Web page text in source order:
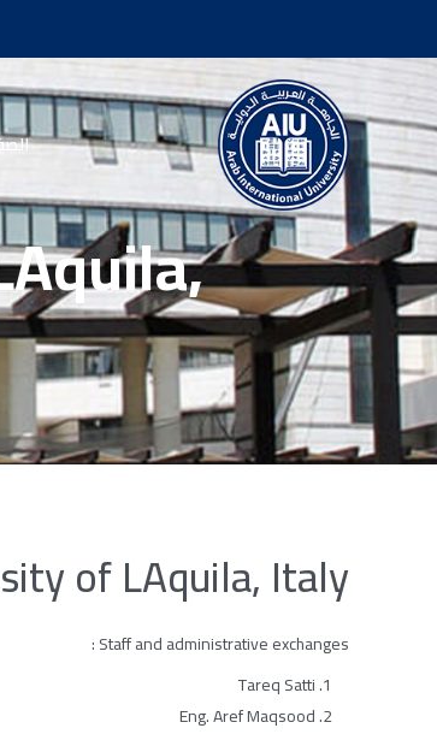
of LAquila, Italy
Staff and administrative exchanges :
Tareq Satti
Eng. Aref Maqsood